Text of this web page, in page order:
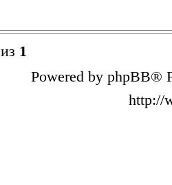
из 1
Powered by phpBB®
http://